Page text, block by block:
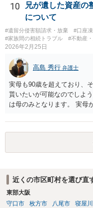
10
兄が遺した資産の
について
#遺留分侵害額請求・放棄 #口座
#家族間の相続トラブル
#不動産
2026年2月25日
高島 秀行 弁護士
実母も90歳を超えており、
貰いたいが可能なのでしよ
は母のみとなります。 実母
ないと思います。
近くの市区町村を選び直
東部大阪
守口市
枚方市 八尾市 寝屋